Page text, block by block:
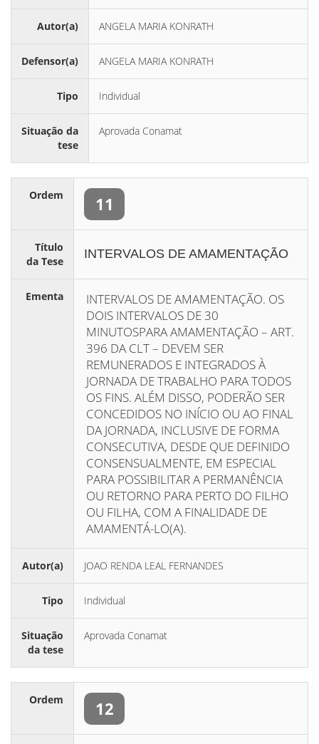
Autor(a) ANGELA MARIA KONRATH
Defensor(a) ANGELA MARIA KONRATH
Tipo Individual
Situação da
tese
Aprovada Conamat
Ordem 11
Título
da Tese
INTERVALOS DE AMAMENTAÇÃO
Ementa
INTERVALOS DE AMAMENTAÇÃO. OS
DOIS INTERVALOS DE 30
MINUTOSPARA AMAMENTAÇÃO – ART.
396 DA CLT – DEVEM SER
REMUNERADOS E INTEGRADOS À
JORNADA DE TRABALHO PARA TODOS
OS FINS. ALÉM DISSO, PODERÃO SER
CONCEDIDOS NO INÍCIO OU AO FINAL
DA JORNADA, INCLUSIVE DE FORMA
CONSECUTIVA, DESDE QUE DEFINIDO
CONSENSUALMENTE, EM ESPECIAL
PARA POSSIBILITAR A PERMANÊNCIA
OU RETORNO PARA PERTO DO FILHO
OU FILHA, COM A FINALIDADE DE
AMAMENTÁ-LO(A).
Autor(a) JOAO RENDA LEAL FERNANDES
Tipo Individual
Situação
da tese
Aprovada Conamat
Ordem 12